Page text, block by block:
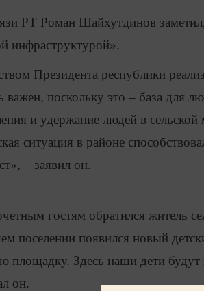
РТ Роман Шайхутдинов
инфраструктурой».
Президента республики
поскольку это – база для
и удержание людей в
ситуация в районе
– заявил он.
гостям обратился житель
поселении появился новый
площадку. Здесь наши дети будут
он.